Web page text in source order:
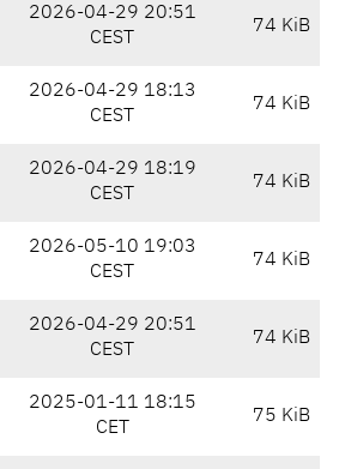
2026-04-29 20:51
CEST
74 KiB
2026-04-29 18:13
CEST
74 KiB
2026-04-29 18:19
CEST
74 KiB
2026-05-10 19:03
CEST
74 KiB
2026-04-29 20:51
CEST
74 KiB
2025-01-11 18:15
CET
75 KiB